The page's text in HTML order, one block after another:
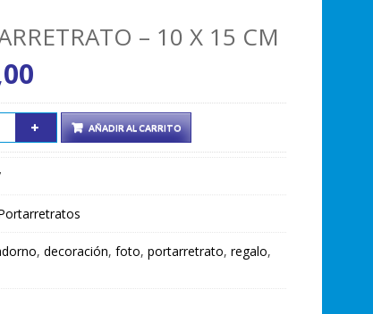
– 10 X 15 CM
AÑADIR AL CARRITO
, decoración, foto, portarretrato, regalo,